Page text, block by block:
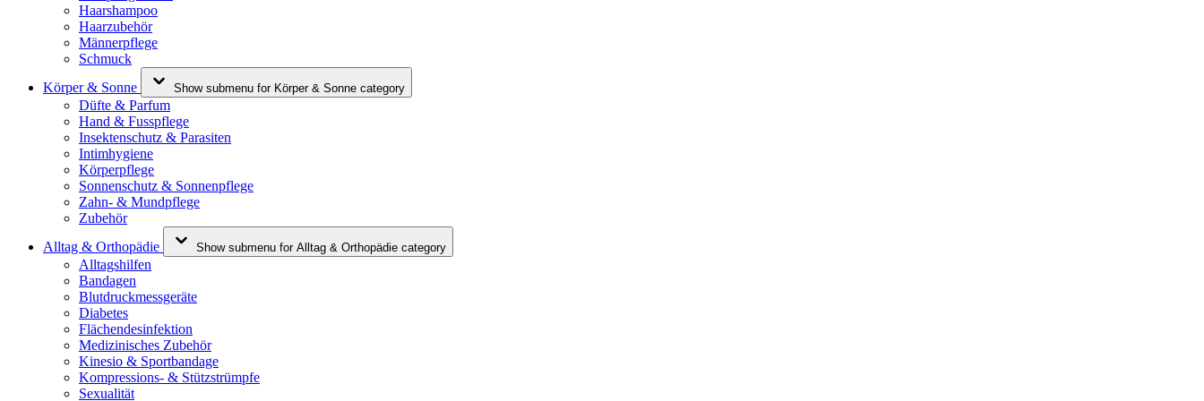
Haarshampoo
Haarzubehör
Männerpflege
Schmuck
Körper & Sonne
Show submenu for Körper & Sonne category
Düfte & Parfum
Hand & Fusspflege
Insektenschutz & Parasiten
Intimhygiene
Körperpflege
Sonnenschutz & Sonnenpflege
Zahn- & Mundpflege
Zubehör
Alltag & Orthopädie
Show submenu for Alltag & Orthopädie category
Alltagshilfen
Bandagen
Blutdruckmessgeräte
Diabetes
Flächendesinfektion
Medizinisches Zubehör
Kinesio & Sportbandage
Kompressions- & Stützstrümpfe
Sexualität